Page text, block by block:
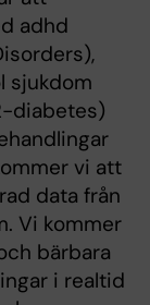
adhd
sjukdom
diabetes)
vi att
data från
Vi kommer
bärbara
i realtid